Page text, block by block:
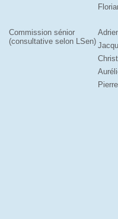
Commission sénior
(consultative selon LSen)